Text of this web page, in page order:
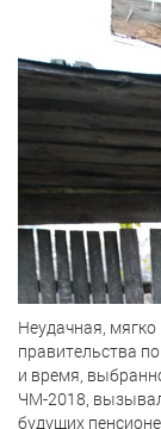
Неудачная,
правительства
и время,
ЧМ-2018,
будущих